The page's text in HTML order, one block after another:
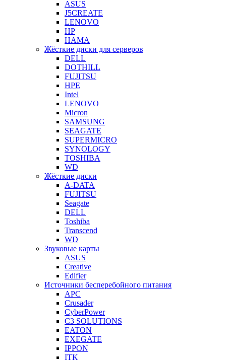
ASUS
J5CREATE
LENOVO
HP
HAMA
Жёсткие диски для серверов
DELL
DOTHILL
FUJITSU
HPE
Intel
LENOVO
Micron
SAMSUNG
SEAGATE
SUPERMICRO
SYNOLOGY
TOSHIBA
WD
Жёсткие диски
A-DATA
FUJITSU
Seagate
DELL
Toshiba
Transcend
WD
Звуковые карты
ASUS
Creative
Edifier
Источники бесперебойного питания
APC
Crusader
CyberPower
C3 SOLUTIONS
EATON
EXEGATE
IPPON
ITK